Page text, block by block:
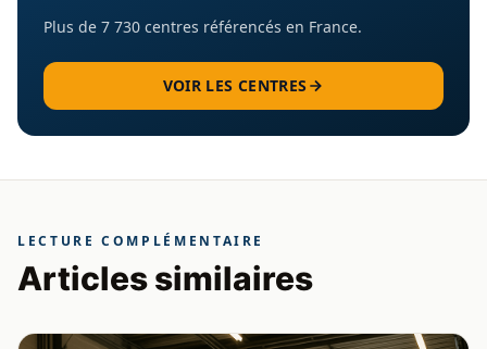
Plus de 7 730 centres référencés en France.
VOIR LES CENTRES
LECTURE COMPLÉMENTAIRE
Articles similaires